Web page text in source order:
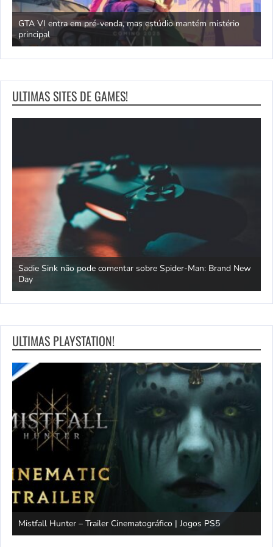
GTA VI entra em pré-venda, mas estúdio mantém mistério
principal
ULTIMAS SITES DE GAMES!
Sadie Sink não pode comentar sobre Spider-Man: Brand New
Day
ULTIMAS PLAYSTATION!
Mistfall Hunter – Trailer Cinematográfico | Jogos PS5